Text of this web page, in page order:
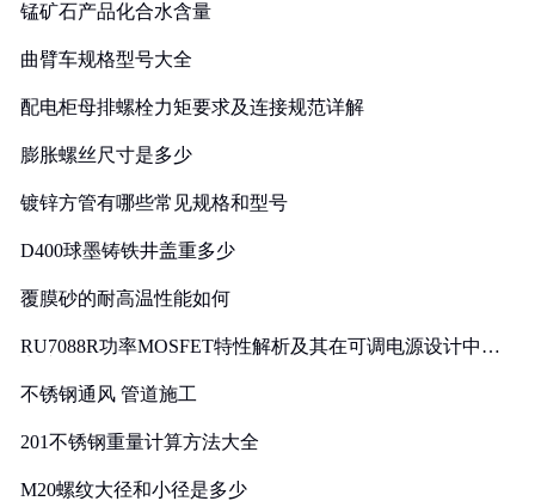
锰矿石产品化合水含量
曲臂车规格型号大全
配电柜母排螺栓力矩要求及连接规范详解
膨胀螺丝尺寸是多少
镀锌方管有哪些常见规格和型号
D400球墨铸铁井盖重多少
覆膜砂的耐高温性能如何
RU7088R功率MOSFET特性解析及其在可调电源设计中的
不锈钢通风 管道施工
201不锈钢重量计算方法大全
M20螺纹大径和小径是多少